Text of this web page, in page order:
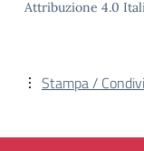
Attribuzione 4.0
Stampa /